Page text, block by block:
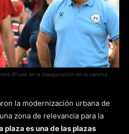
Ahuad en la inauguración de la cancha
la modernización urbana de
zona de relevancia para la
plaza es una de las plazas